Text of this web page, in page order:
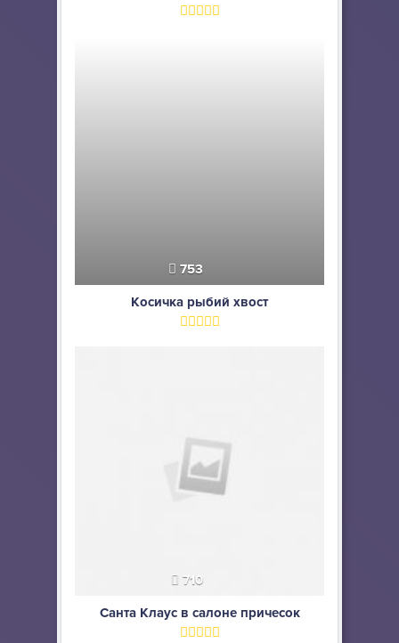
753
Косичка рыбий хвост
710
Санта Клаус в салоне причесок